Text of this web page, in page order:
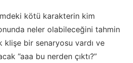
kötü karakterin kim
neler olabileceğini tahmin
bir senaryosu vardı ve
”aaa bu nerden çıktı?”